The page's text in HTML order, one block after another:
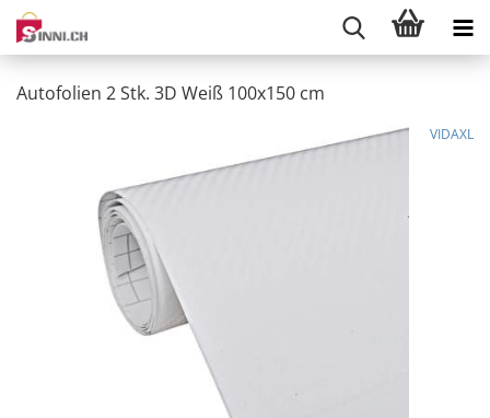
Autofolien 2 Stk. 3D Weiß 100x150 cm
VIDAXL